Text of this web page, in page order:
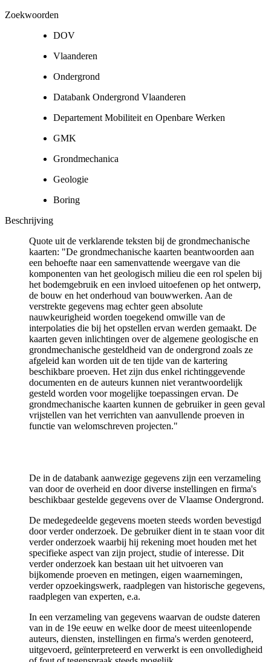
Zoekwoorden
DOV
Vlaanderen
Ondergrond
Databank Ondergrond Vlaanderen
Departement Mobiliteit en Openbare Werken
GMK
Grondmechanica
Geologie
Boring
Beschrijving
Quote uit de verklarende teksten bij de grondmechanische
kaarten: "De grondmechanische kaarten beantwoorden aan
een behoefte naar een samenvattende weergave van die
komponenten van het geologisch milieu die een rol spelen bij
het bodemgebruik en een invloed uitoefenen op het ontwerp,
de bouw en het onderhoud van bouwwerken. Aan de
verstrekte gegevens mag echter geen absolute
nauwkeurigheid worden toegekend omwille van de
interpolaties die bij het opstellen ervan werden gemaakt. De
kaarten geven inlichtingen over de algemene geologische en
grondmechanische gesteldheid van de ondergrond zoals ze
afgeleid kan worden uit de ten tijde van de kartering
beschikbare proeven. Het zijn dus enkel richtinggevende
documenten en de auteurs kunnen niet verantwoordelijk
gesteld worden voor mogelijke toepassingen ervan. De
grondmechanische kaarten kunnen de gebruiker in geen geval
vrijstellen van het verrichten van aanvullende proeven in
functie van welomschreven projecten."
De in de databank aanwezige gegevens zijn een verzameling
van door de overheid en door diverse instellingen en firma's
beschikbaar gestelde gegevens over de Vlaamse Ondergrond.
De medegedeelde gegevens moeten steeds worden bevestigd
door verder onderzoek. De gebruiker dient in te staan voor dit
verder onderzoek waarbij hij rekening moet houden met het
specifieke aspect van zijn project, studie of interesse. Dit
verder onderzoek kan bestaan uit het uitvoeren van
bijkomende proeven en metingen, eigen waarnemingen,
verder opzoekingswerk, raadplegen van historische gegevens,
raadplegen van experten, e.a.
In een verzameling van gegevens waarvan de oudste dateren
van in de 19e eeuw en welke door de meest uiteenlopende
auteurs, diensten, instellingen en firma's werden genoteerd,
uitgevoerd, geïnterpreteerd en verwerkt is een onvolledigheid